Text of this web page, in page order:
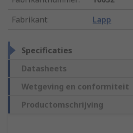
Fabrikant: Lapp
Specificaties
Datasheets
Wetgeving en conformiteit
Productomschrijving